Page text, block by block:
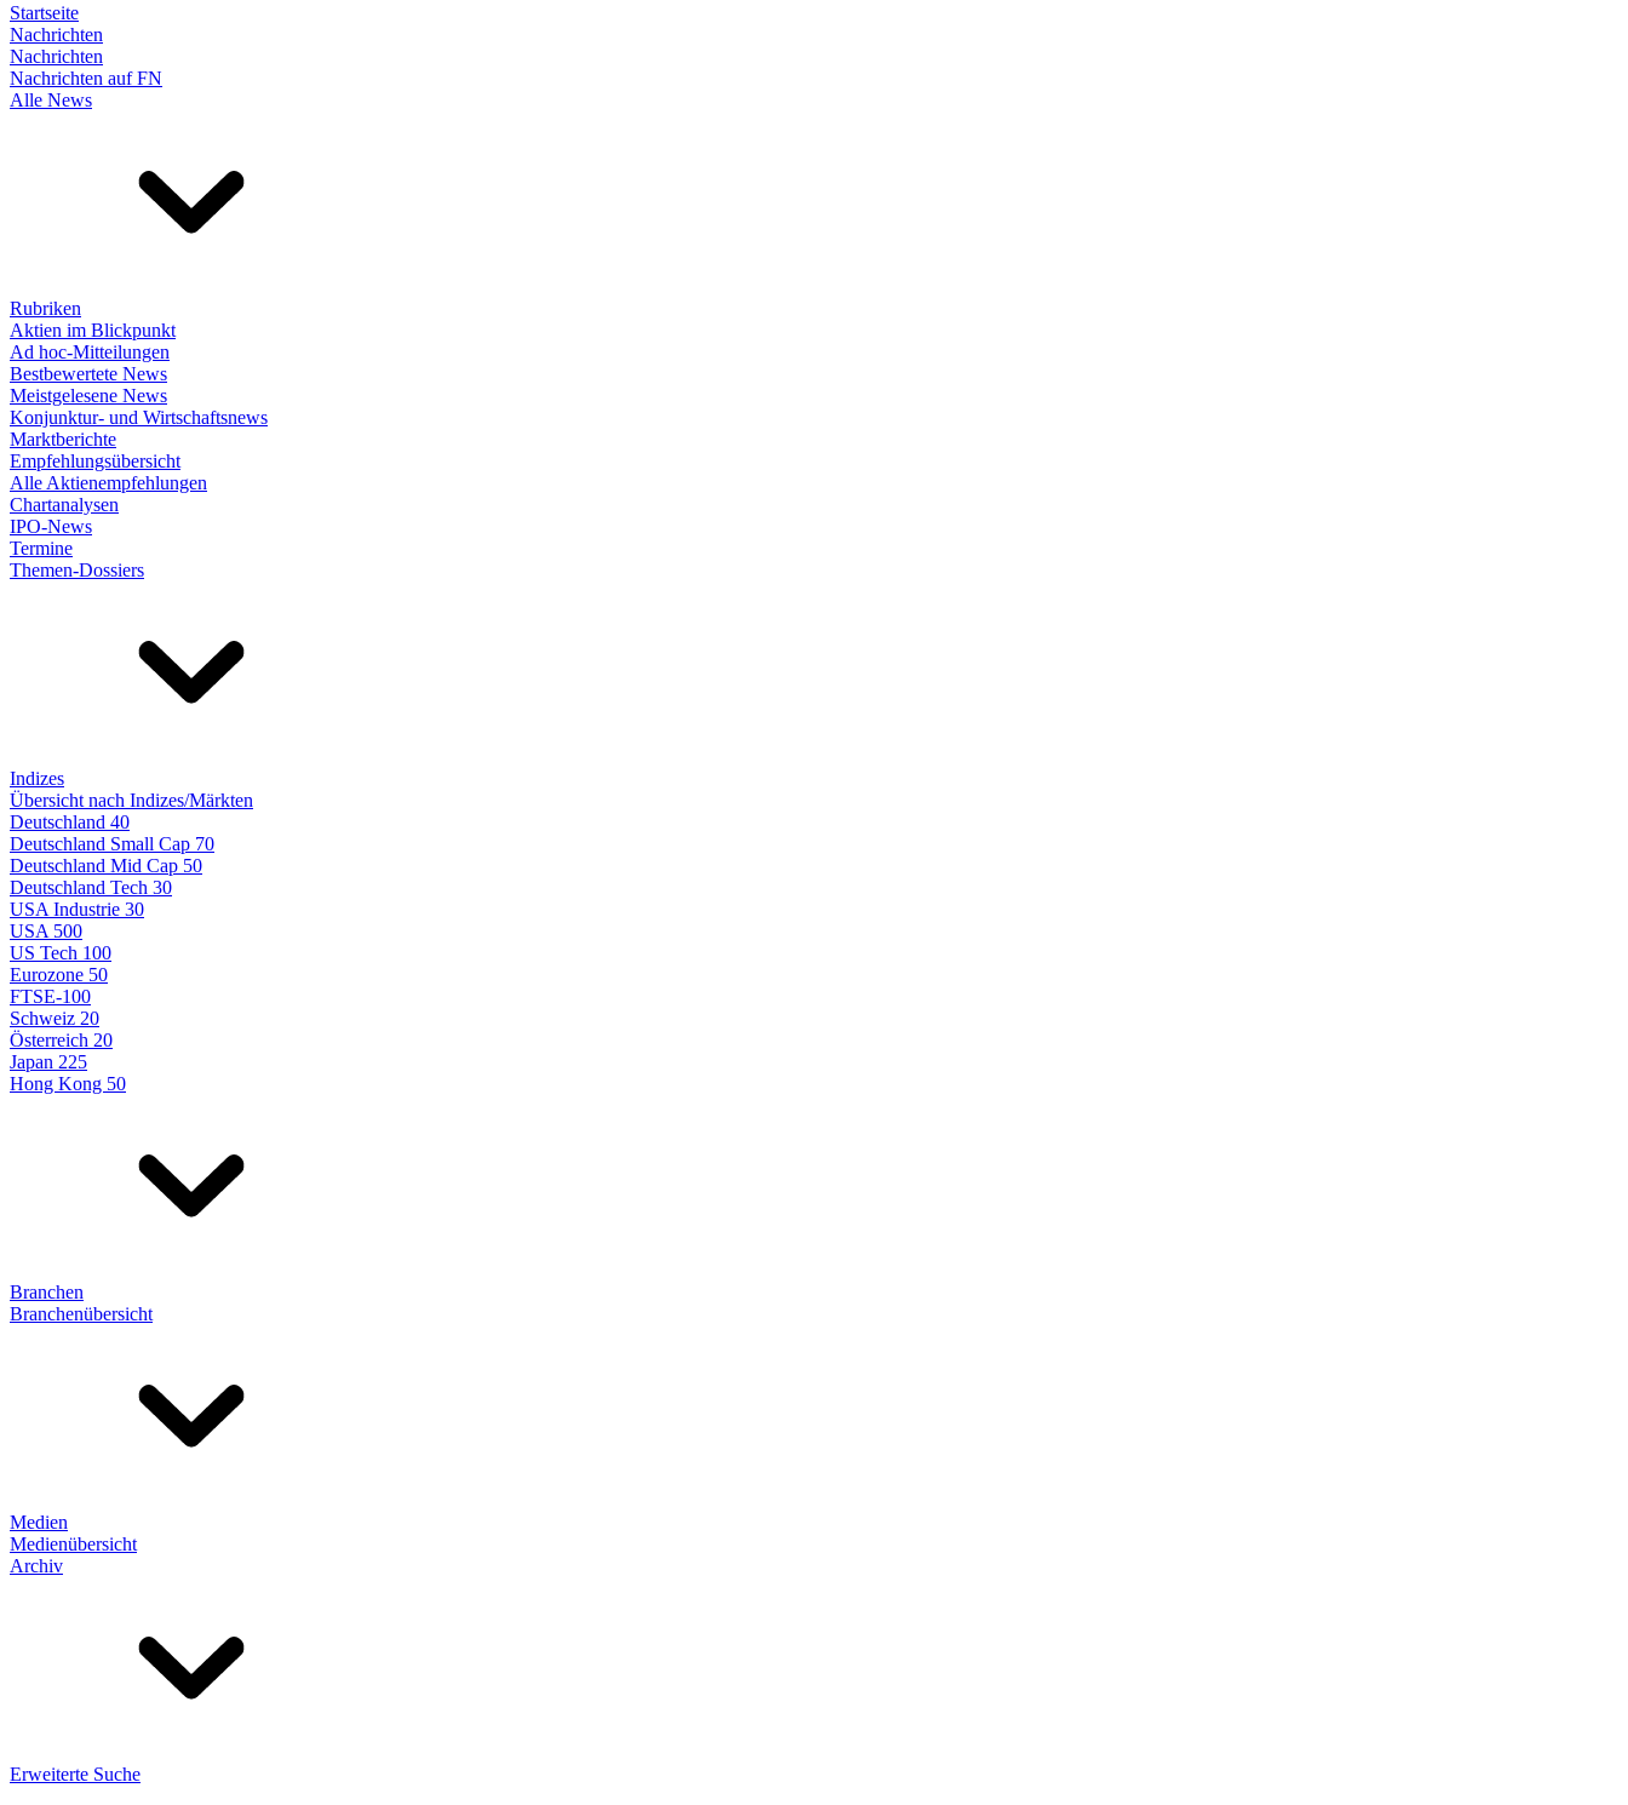
Startseite
Nachrichten
Nachrichten
Nachrichten auf FN
Alle News
Rubriken
Aktien im Blickpunkt
Ad hoc-Mitteilungen
Bestbewertete News
Meistgelesene News
Konjunktur- und Wirtschaftsnews
Marktberichte
Empfehlungsübersicht
Alle Aktienempfehlungen
Chartanalysen
IPO-News
Termine
Themen-Dossiers
Indizes
Übersicht nach Indizes/Märkten
Deutschland 40
Deutschland Small Cap 70
Deutschland Mid Cap 50
Deutschland Tech 30
USA Industrie 30
USA 500
US Tech 100
Eurozone 50
FTSE-100
Schweiz 20
Österreich 20
Japan 225
Hong Kong 50
Branchen
Branchenübersicht
Medien
Medienübersicht
Archiv
Erweiterte Suche